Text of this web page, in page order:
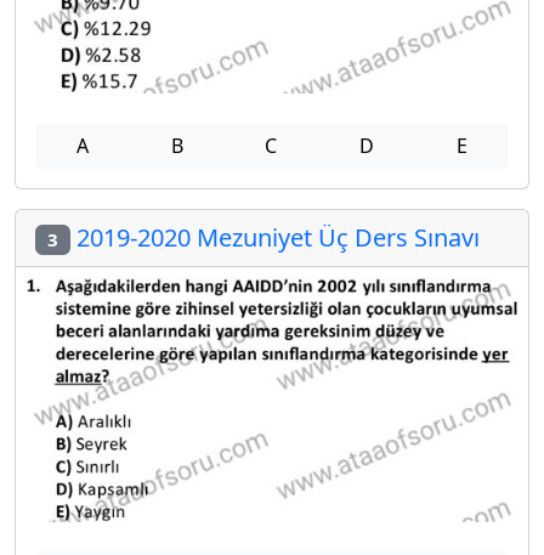
A B C D E
3 2019-2020 Mezuniyet Üç Ders Sınavı